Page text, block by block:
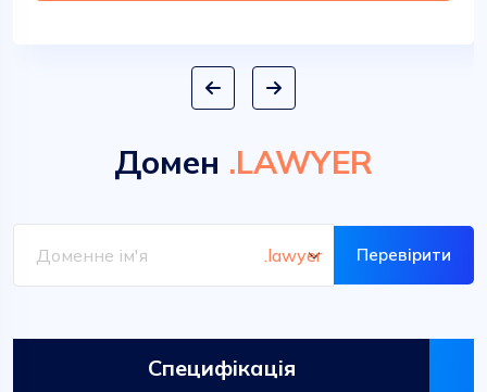
Домен .LAWYER
Перевірити
Специфікація